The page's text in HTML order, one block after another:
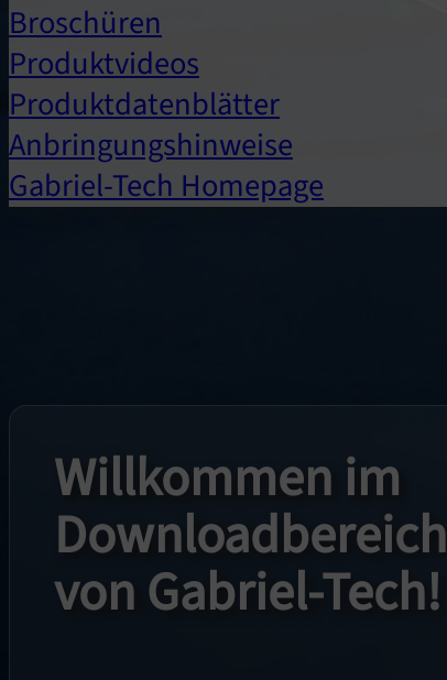
Broschüren
Produktvideos
Produktdatenblätter
Anbringungshinweise
Gabriel-Tech Homepage
Willkommen im
Download­bereich
von Gabriel-Tech!